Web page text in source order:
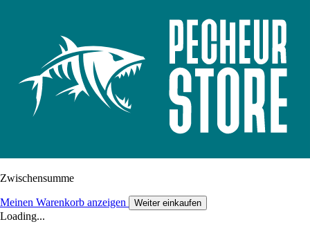
Zwischensumme
Meinen Warenkorb anzeigen Weiter einkaufen
Loading...